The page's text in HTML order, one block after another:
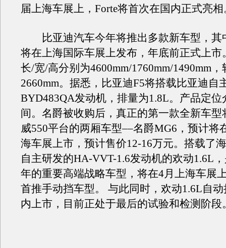
届上海车展上，Forte将首次在国内正式亮相
比亚迪汽车今年将推出多款新车型，其
将在上海国际车展上发布，年底前正式上市
长/宽/高分别为4600mm/1760mm/1490mm
2660mm。据悉，比亚迪F5将搭载比亚迪自
BYD483QA发动机，排量为1.8L。产品定位
间。名爵被收购后，真正的第一款全新车型
威550平台的两厢车型––名爵MG6，预计将
海车展上市，预计售价12-16万元。搭载了
自主研发的HA-VVT-1.6发动机的欢动1.6L
年的重要高端战略车型，将在4月上海车展
首推手动挡车型。 与此同时，欢动1.6L自
内上市，目前正处于最后的试验和检测阶段